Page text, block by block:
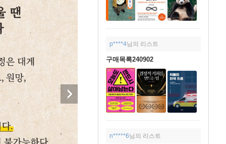
p****4님의 리스트
구매목록240902
n*****6님의 리스트